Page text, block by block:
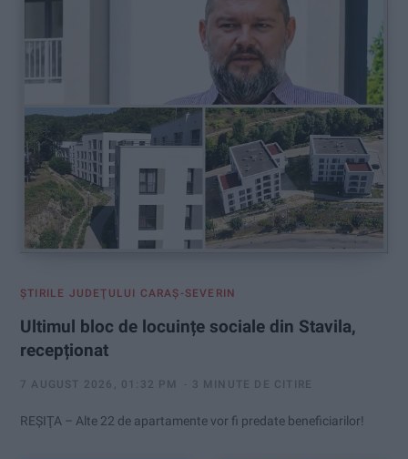
ŞTIRILE JUDEŢULUI CARAŞ-SEVERIN
Ultimul bloc de locuințe sociale din Stavila,
recepționat
7 AUGUST 2026, 01:32 PM 3 MINUTE DE CITIRE
REŞIŢA – Alte 22 de apartamente vor fi predate beneficiarilor!